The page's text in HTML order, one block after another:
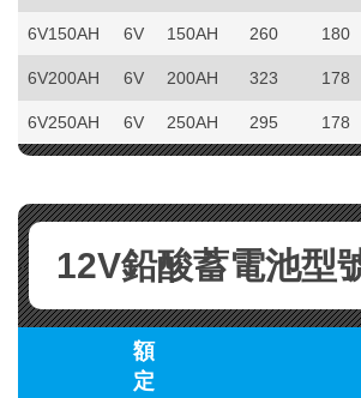
6V150AH 6V 150AH 260 180
6V200AH 6V 200AH 323 178
6V250AH 6V 250AH 295 178
12V鉛酸蓄電池型
額
定